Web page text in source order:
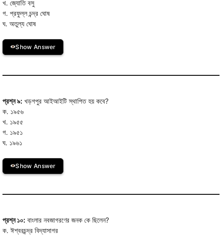
খ. জ্যোতি বসু
গ. প্রফুল্ল চন্দ্র ঘোষ
ঘ. অতুল্য ঘোষ
Show Answer
প্রশ্ন ৯: খড়গপুর আইআইটি স্থাপিত হয় কবে?
ক. ১৯৫৬
খ. ১৯৫৫
গ. ১৯৫১
ঘ. ১৯৬১
Show Answer
প্রশ্ন ১০: বাংলার নবজাগরণের জনক কে ছিলেন?
ক. ঈশ্বরচন্দ্র বিদ্যাসাগর